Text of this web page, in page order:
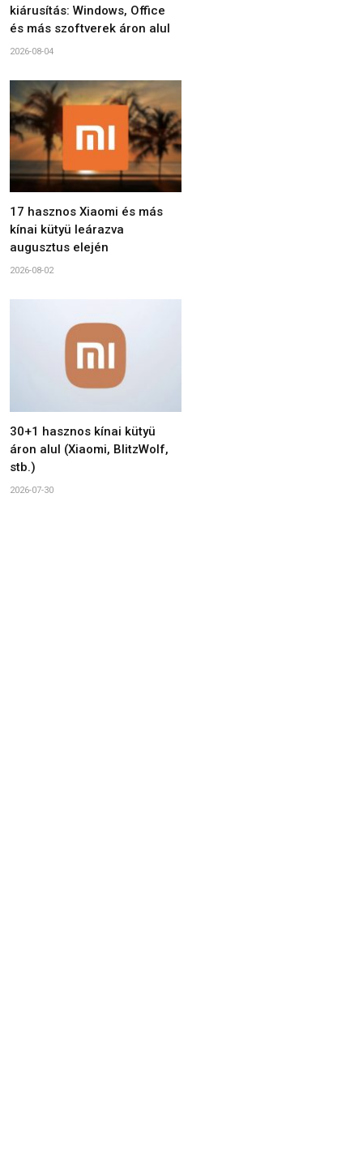
kiárusítás: Windows, Office
és más szoftverek áron alul
2026-08-04
17 hasznos Xiaomi és más
kínai kütyü leárazva
augusztus elején
2026-08-02
30+1 hasznos kínai kütyü
áron alul (Xiaomi, BlitzWolf,
stb.)
2026-07-30